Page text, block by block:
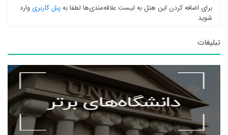
برای اضافه کردن این هتل به لیست علاقه‌مندی‌ها لطفا بهپنل کاربری وارد
شوید
تبلیغات